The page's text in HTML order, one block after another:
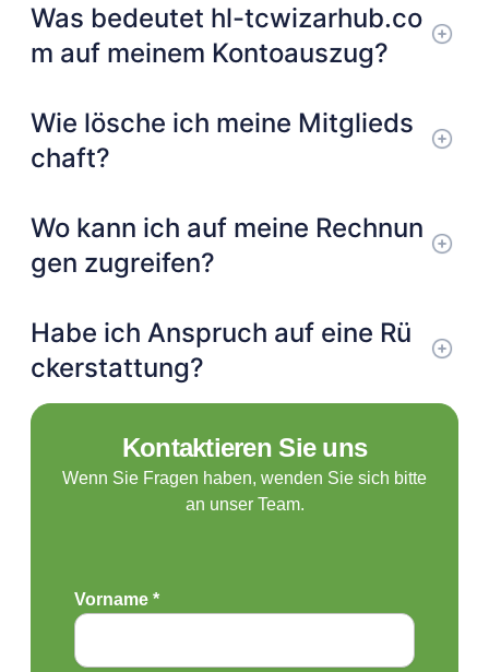
Was bedeutet hl-tcwizarhub.co
m auf meinem Kontoauszug?
Wie lösche ich meine Mitglieds
chaft?
Wo kann ich auf meine Rechnun
gen zugreifen?
Habe ich Anspruch auf eine Rü
ckerstattung?
Kontaktieren Sie uns
Wenn Sie Fragen haben, wenden Sie sich bitte
an unser Team.
Vorname *